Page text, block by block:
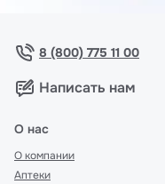
8 (800) 775 11 00
Написать нам
О нас
О компании
Аптеки